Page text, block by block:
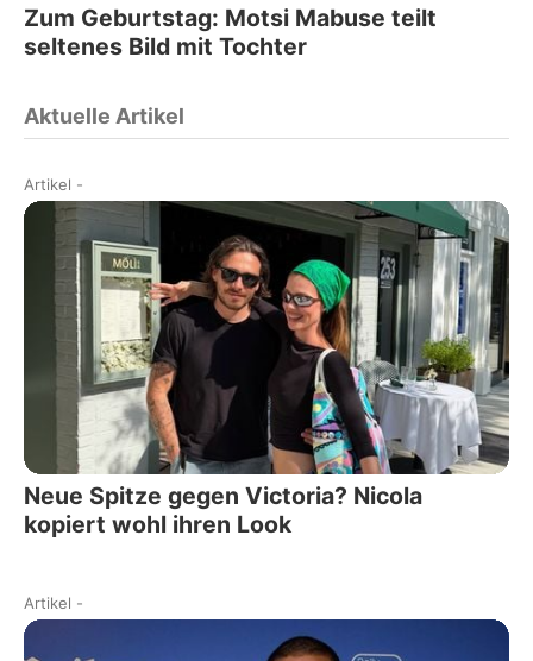
Zum Geburtstag: Motsi Mabuse teilt
seltenes Bild mit Tochter
Aktuelle Artikel
Artikel -
Neue Spitze gegen Victoria? Nicola
kopiert wohl ihren Look
Artikel -